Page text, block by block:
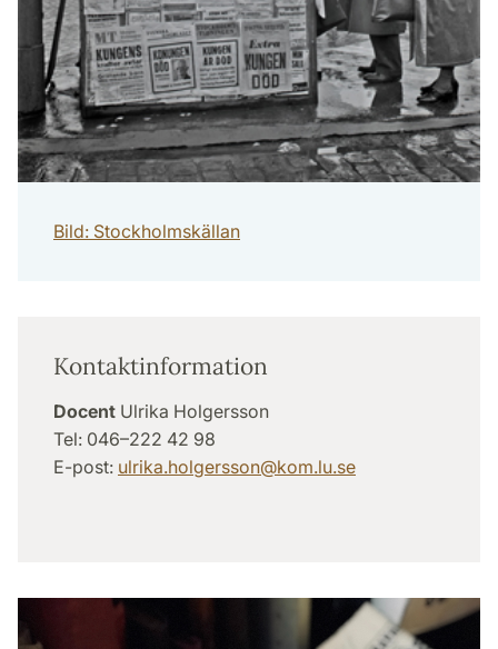
Bild: Stockholmskällan
Kontaktinformation
Docent Ulrika Holgersson
Tel: 046–222 42 98
E-post: ulrika.holgersson@kom.lu.se